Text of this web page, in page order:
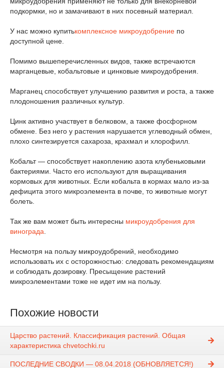
подкормки, но и замачивают в них посевный материал.
У нас можно купитькомплексное микроудобрение по
доступной цене.
Помимо вышеперечисленных видов, также встречаются
марганцевые, кобальтовые и цинковые микроудобрения.
Марганец способствует улучшению развития и роста, а также
плодоношения различных культур.
Цинк активно участвует в белковом, а также фосфорном
обмене. Без него у растения нарушается углеводный обмен,
плохо синтезируется сахароза, крахмал и хлорофилл.
Кобальт — способствует накоплению азота клубеньковыми
бактериями. Часто его используют для выращивания
кормовых для животных. Если кобальта в кормах мало из-за
дефицита этого микроэлемента в почве, то животные могут
болеть.
Так же вам может быть интересны микроудобрения для
винограда
Несмотря на пользу микроудобрений, необходимо
использовать их с осторожностью: следовать рекомендациям
и соблюдать дозировку. Пресыщение растений
микроэлементами тоже не идет им на пользу.
Похожие новости
Царство растений. Классификация растений. Общая
характеристика chvetochki.ru
ПОСЛЕДНИЕ СВОДКИ — 08.04.2018 (ОБНОВЛЯЕТСЯ!)